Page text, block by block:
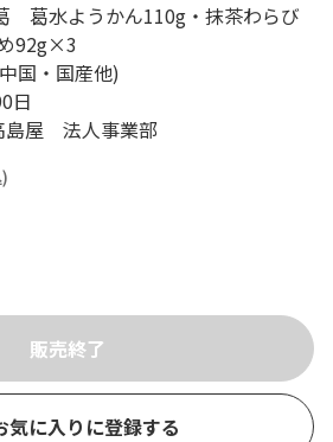
葛水ようかん110g・抹茶わらび
92g×3
国・国産他)
日
島屋 法人事業部
気に入りに登録する